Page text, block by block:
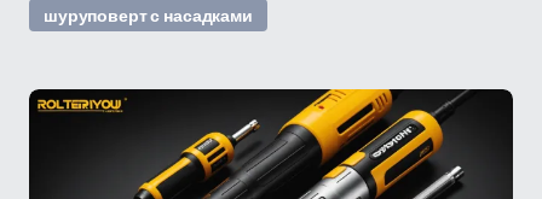
шуруповерт с насадками